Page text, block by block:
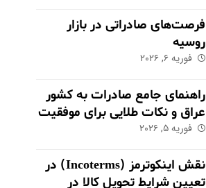
فرصت‌های صادراتی در بازار
روسیه
فوریه ۶, ۲۰۲۶
راهنمای جامع صادرات به کشور
عراق و نکات طلایی برای موفقیت
در بازار
فوریه ۵, ۲۰۲۶
نقش اینکوترمز (Incoterms) در
تعیین شرایط تحویل کالا در